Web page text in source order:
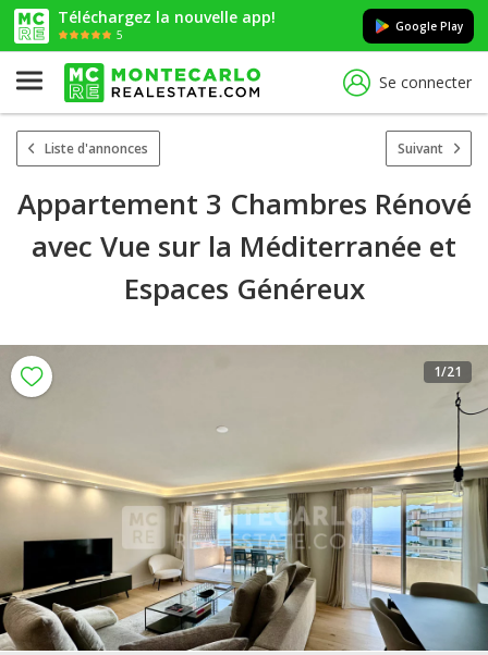
Téléchargez la nouvelle app!
5
Google Play
Se connecter
Liste d'annonces Suivant
Appartement 3 Chambres Rénové
avec Vue sur la Méditerranée et
Espaces Généreux
1/21